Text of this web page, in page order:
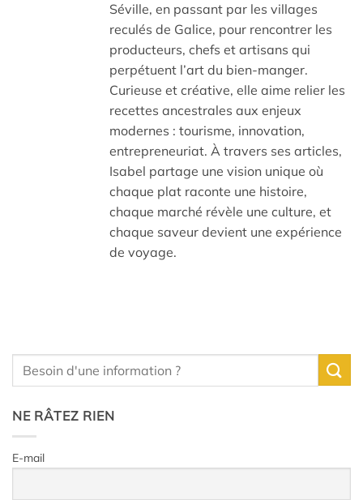
Séville, en passant par les villages
reculés de Galice, pour rencontrer les
producteurs, chefs et artisans qui
perpétuent l’art du bien-manger.
Curieuse et créative, elle aime relier les
recettes ancestrales aux enjeux
modernes : tourisme, innovation,
entrepreneuriat. À travers ses articles,
Isabel partage une vision unique où
chaque plat raconte une histoire,
chaque marché révèle une culture, et
chaque saveur devient une expérience
de voyage.
NE RÂTEZ RIEN
E-mail